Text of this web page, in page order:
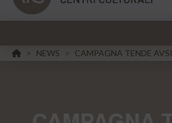
HOME
> NEWS > CAMPAGNA TENDE AVSI